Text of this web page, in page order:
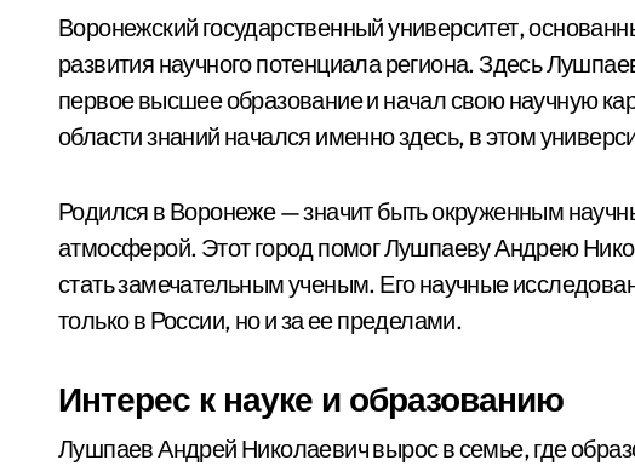
Воронежский государственный университет,
развития научного потенциала региона. Здесь
первое высшее образование и начал свою научную
области знаний начался именно здесь, в этом
Родился в Воронеже — значит быть окруженным
атмосферой. Этот город помог Лушпаеву Андрею
стать замечательным ученым. Его научные
только в России, но и за ее пределами.
Интерес к науке и образованию
Лушпаев Андрей Николаевич вырос в семье, где